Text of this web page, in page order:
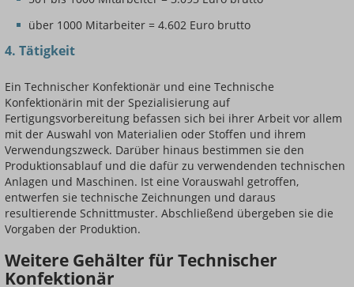
über 1000 Mitarbeiter = 4.602 Euro brutto
4. Tätigkeit
Ein Technischer Konfektionär und eine Technische
Konfektionärin mit der Spezialisierung auf
Fertigungsvorbereitung befassen sich bei ihrer Arbeit vor allem
mit der Auswahl von Materialien oder Stoffen und ihrem
Verwendungszweck. Darüber hinaus bestimmen sie den
Produktionsablauf und die dafür zu verwendenden technischen
Anlagen und Maschinen. Ist eine Vorauswahl getroffen,
entwerfen sie technische Zeichnungen und daraus
resultierende Schnittmuster. Abschließend übergeben sie die
Vorgaben der Produktion.
Weitere Gehälter für Technischer
Konfektionär